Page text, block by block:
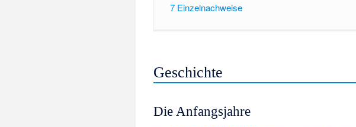
7 Einzelnachweise
Geschichte
Die Anfangsjahre